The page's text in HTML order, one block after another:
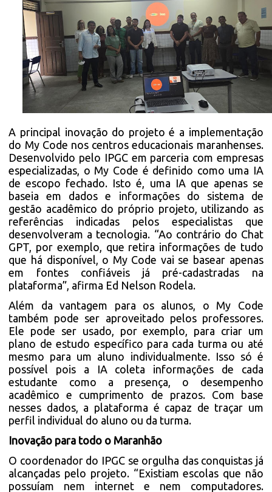
A principal inovação do projeto é a implementação
do My Code nos centros educacionais maranhenses.
Desenvolvido pelo IPGC em parceria com empresas
especializadas, o My Code é definido como uma IA
de escopo fechado. Isto é, uma IA que apenas se
baseia em dados e informações do sistema de
gestão acadêmico do próprio projeto, utilizando as
referências indicadas pelos especialistas que
desenvolveram a tecnologia. “Ao contrário do Chat
GPT, por exemplo, que retira informações de tudo
que há disponível, o My Code vai se basear apenas
em fontes confiáveis já pré-cadastradas na
plataforma”, afirma Ed Nelson Rodela.
Além da vantagem para os alunos, o My Code
também pode ser aproveitado pelos professores.
Ele pode ser usado, por exemplo, para criar um
plano de estudo específico para cada turma ou até
mesmo para um aluno individualmente. Isso só é
possível pois a IA coleta informações de cada
estudante como a presença, o desempenho
acadêmico e cumprimento de prazos. Com base
nesses dados, a plataforma é capaz de traçar um
perfil individual do aluno ou da turma.
Inovação para todo o Maranhão
O coordenador do IPGC se orgulha das conquistas já
alcançadas pelo projeto. “Existiam escolas que não
possuíam nem internet e nem computadores.